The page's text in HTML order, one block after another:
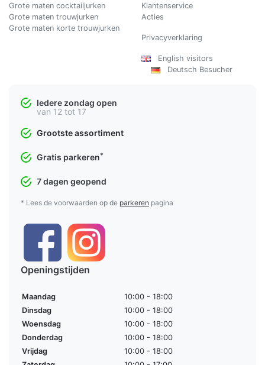
Grote maten cocktailjurken
Grote maten trouwjurken
Grote maten korte trouwjurken
Klantenservice
Acties
Privacyverklaring
English visitors
Deutsch Besucher
Iedere zondag open
van 12 tot 17
Grootste assortiment
Gratis parkeren*
7 dagen geopend
* Lees de voorwaarden op de parkeren pagina
Openingstijden
Maandag
10:00 - 18:00
Dinsdag
10:00 - 18:00
Woensdag
10:00 - 18:00
Donderdag
10:00 - 18:00
Vrijdag
10:00 - 18:00